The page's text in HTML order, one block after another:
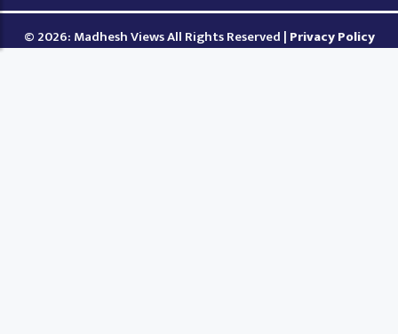
© 2026: Madhesh Views All Rights Reserved | Privacy Policy